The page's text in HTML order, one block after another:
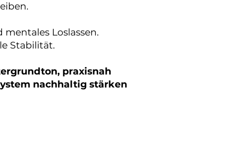
Loslassen.
Stabilität.
praxisnah
nachhaltig stärken